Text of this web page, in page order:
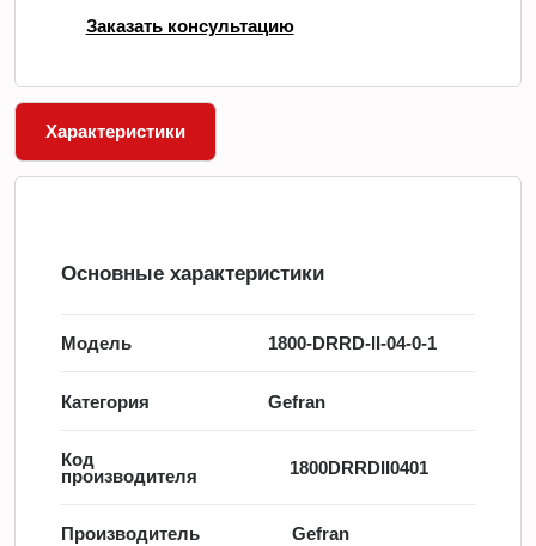
Заказать консультацию
Характеристики
Основные характеристики
Модель 1800-DRRD-II-04-0-1
Категория Gefran
Код
производителя
1800DRRDII0401
Производитель Gefran